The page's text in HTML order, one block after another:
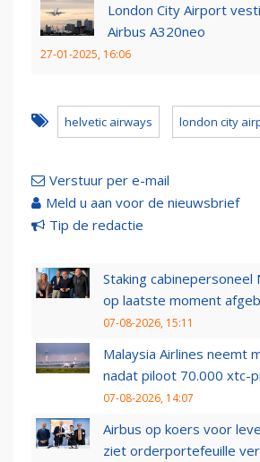
London City Airport
Airbus A320neo
27-01-2025, 16:06
helvetic airways london city
Verstuur per e-mail
Meld u aan voor de nieuwsbrief
Tip de redactie
Staking cabinepersoneel
op laatste moment
07-08-2026, 15:11
Malaysia Airlines neemt
nadat piloot 70.000 xtc-
07-08-2026, 14:07
Airbus op koers voor
ziet orderportefeuille